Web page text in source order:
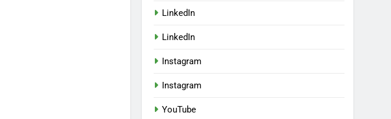
LinkedIn
LinkedIn
Instagram
Instagram
YouTube